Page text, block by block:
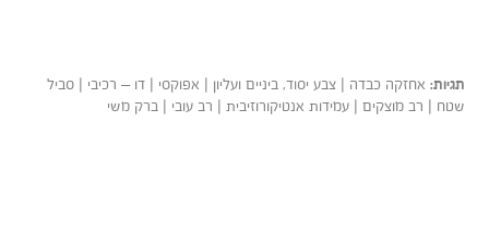
תגיות: אחזקה כבדה | צבע יסוד, ביניים ועליון | אפוקסי | דו – רכיבי | סביל
שטח | רב מוצקים | עמידות אנטיקורוזיבית | רב עובי | ברק משי